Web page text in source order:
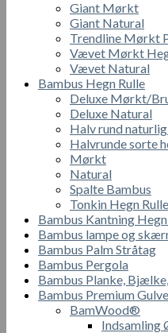
Giant Mørkt
Giant Natural
Trendline Mørkt
Vævet Mørkt
Vævet Natural
Bambus Hegn Rulle
Deluxe Mørkt/
Deluxe Natural
Halv rund
Halvrunde sorte
Mørkt
Natural
Spalte Bambus
Tonkin Hegn Rulle
Bambus Kantning
Bambus lampe og
Bambus Palm Stråtag
Bambus Pergola
Bambus Planke,
Bambus Premium Gulve
BamWood®